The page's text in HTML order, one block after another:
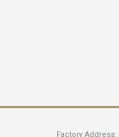
Factory Address: